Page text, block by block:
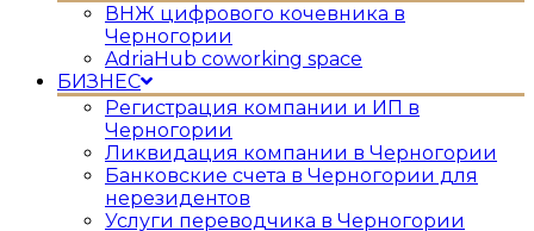
ВНЖ цифрового кочевника в
Черногории
AdriaHub coworking space
БИЗНЕС
Регистрация компании и ИП в
Черногории
Ликвидация компании в Черногории
Банковские счета в Черногории для
нерезидентов
Услуги переводчика в Черногории